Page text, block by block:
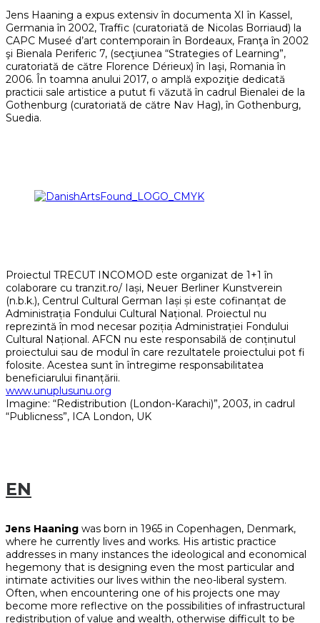
Jens Haaning a expus extensiv în documenta XI în Kassel,
Germania în 2002, Traffic (curatoriată de Nicolas Borriaud) la
CAPC Museé d’art contemporain în Bordeaux, Franţa în 2002
şi Bienala Periferic 7, (secţiunea “Strategies of Learning”,
curatoriată de către Florence Dérieux) în Iaşi, Romania în
2006. În toamna anului 2017, o amplă expoziţie dedicată
practicii sale artistice a putut fi văzută în cadrul Bienalei de la
Gothenburg (curatoriată de către Nav Hag), în Gothenburg,
Suedia.
Proiectul TRECUT INCOMOD este organizat de 1+1 în
colaborare cu tranzit.ro/ Iași, Neuer Berliner Kunstverein
(n.b.k.), Centrul Cultural German Iași și este cofinanțat de
Administrația Fondului Cultural Național. Proiectul nu
reprezintă în mod necesar poziția Administrației Fondului
Cultural Național. AFCN nu este responsabilă de conținutul
proiectului sau de modul în care rezultatele proiectului pot fi
folosite. Acestea sunt în întregime responsabilitatea
beneficiarului finanțării.
www.unuplusunu.org
Imagine: “Redistribution (London-Karachi)”, 2003, in cadrul
“Publicness”, ICA London, UK
EN
Jens Haaning was born in 1965 in Copenhagen, Denmark,
where he currently lives and works. His artistic practice
addresses in many instances the ideological and economical
hegemony that is designing even the most particular and
intimate activities our lives within the neo-liberal system.
Often, when encountering one of his projects one may
become more reflective on the possibilities of infrastructural
redistribution of value and wealth, otherwise difficult to be